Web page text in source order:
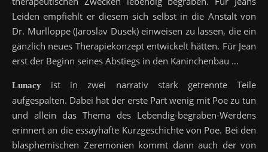
Leiden empfiehlt er diesem sich selbst in die Anstalt von
Dr. Murlloppe (Jaroslav Dusek) einweisen zu lassen, die ein
gänzlich neues Therapiekonzept entwickelt hätten. Für Jean
erst der Beginn seines Abstiegs in den Kaninchenbau …
Lunacy
ist in zwei narrativ stark getrennte Teile
aufgespalten. Dabei hat der erste Part wenig mit Poe zu tun
und allein das Thema des Lebendig-begraben-Werdens
erinnert an die essayhafte Kurzgeschichte von Poe. Bei den
blasphemischen Zeremonien kommt dann auch der von